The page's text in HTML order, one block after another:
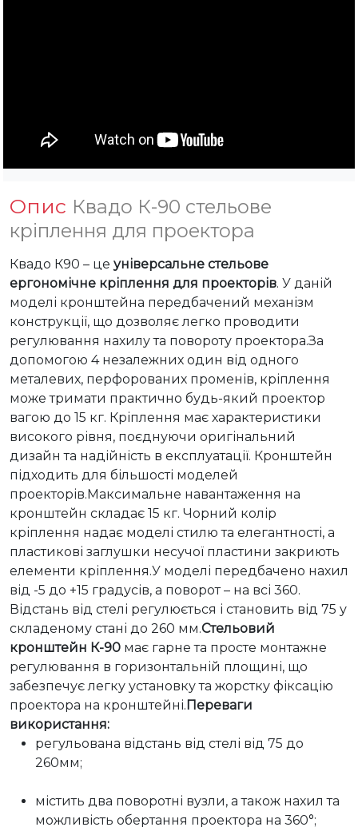
Опис Квадо К-90 стельове
кріплення для проектора
Квадо К90 – це універсальне стельове
ергономічне кріплення для проекторів. У даній
моделі кронштейна передбачений механізм
конструкції, що дозволяє легко проводити
регулювання нахилу та повороту проектора.За
допомогою 4 незалежних один від одного
металевих, перфорованих променів, кріплення
може тримати практично будь-який проектор
вагою до 15 кг. Кріплення має характеристики
високого рівня, поєднуючи оригінальний
дизайн та надійність в експлуатації. Кронштейн
підходить для більшості моделей
проекторів.Максимальне навантаження на
кронштейн складає 15 кг. Чорний колір
кріплення надає моделі стилю та елегантності, а
пластикові заглушки несучої пластини закриють
елементи кріплення.У моделі передбачено нахил
від -5 до +15 градусів, а поворот – на всі 360.
Відстань від стелі регулюється і становить від 75 у
складеному стані до 260 мм.Стельовий
кронштейн К-90 має гарне та просте монтажне
регулювання в горизонтальній площині, що
забезпечує легку установку та жорстку фіксацію
проектора на кронштейні.Переваги
використання:
регульована відстань від стелі від 75 до
260мм;
містить два поворотні вузли, а також нахил та
можливість обертання проектора на 360°;